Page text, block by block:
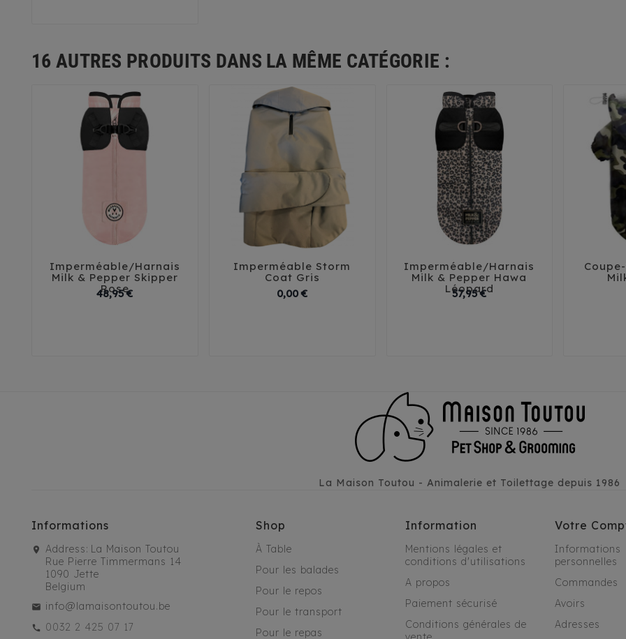
16 AUTRES PRODUITS DANS LA MÊME CATÉGORIE :
  
Imperméable/Harnais
Milk & Pepper Skipper
Rose
48,95 €Prix
  
Imperméable Storm
Coat Gris
0,00 €Prix
  
Imperméable/Harnais
Milk & Pepper Hawa
Léopard
57,95 €Prix

La Maison Toutou - Animalerie et Toilettage depuis 1986
Informations
Address: La Maison Toutou
Rue Pierre Timmermans 14
1090 Jette
Belgium
info@lamaisontoutou.be
0032 2 425 07 17
Shop
À Table
Pour les balades
Pour le repos
Pour le transport
Pour le repas
Information
Mentions légales et
conditions d'utilisations
A propos
Paiement sécurisé
Conditions générales de
Votre
Informations
personnelles
Commandes
Avoirs
Adresses